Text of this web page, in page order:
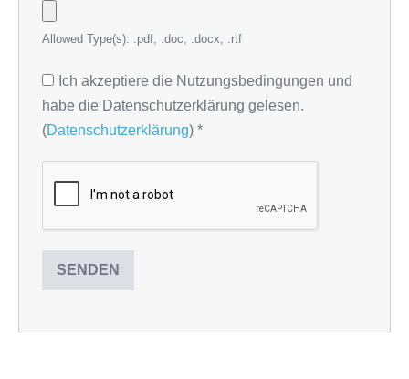
Allowed Type(s): .pdf, .doc, .docx, .rtf
Ich akzeptiere die Nutzungsbedingungen und
habe die Datenschutzerklärung gelesen.
(Datenschutzerklärung) *